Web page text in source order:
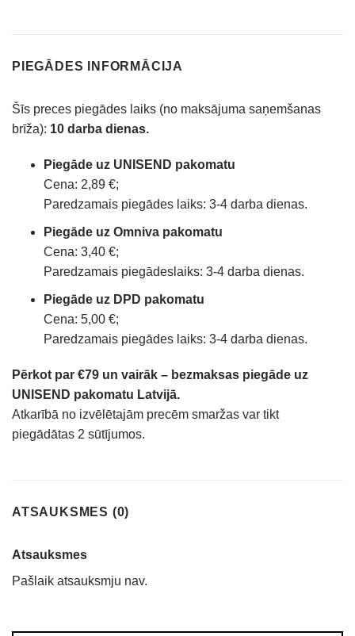
PIEGĀDES INFORMĀCIJA
Šīs preces piegādes laiks (no maksājuma saņemšanas
brīža): 10 darba dienas.
Piegāde uz UNISEND pakomatu
Cena: 2,89 €;
Paredzamais piegādes laiks: 3-4 darba dienas.
Piegāde uz Omniva pakomatu
Cena: 3,40 €;
Paredzamais piegādeslaiks: 3-4 darba dienas.
Piegāde uz DPD pakomatu
Cena: 5,00 €;
Paredzamais piegādes laiks: 3-4 darba dienas.
Pērkot par €79 un vairāk – bezmaksas piegāde uz
UNISEND pakomatu Latvijā.
Atkarībā no izvēlētajām precēm smaržas var tikt
piegādātas 2 sūtījumos.
ATSAUKSMES (0)
Atsauksmes
Pašlaik atsauksmju nav.